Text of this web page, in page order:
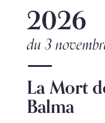
2026
du 3
La Mort
Balma